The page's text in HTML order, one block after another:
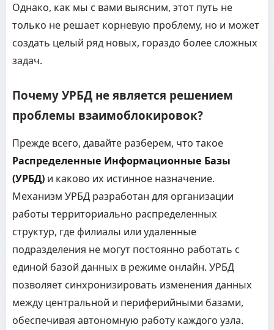
Однако, как мы с вами выясним, этот путь не
только не решает корневую проблему, но и может
создать целый ряд новых, гораздо более сложных
задач.
Почему УРБД не является решением
проблемы взаимоблокировок?
Прежде всего, давайте разберем, что такое
Распределенные Информационные Базы
(УРБД) и каково их истинное назначение.
Механизм УРБД разработан для организации
работы территориально распределенных
структур, где филиалы или удаленные
подразделения не могут постоянно работать с
единой базой данных в режиме онлайн. УРБД
позволяет синхронизировать изменения данных
между центральной и периферийными базами,
обеспечивая автономную работу каждого узла.